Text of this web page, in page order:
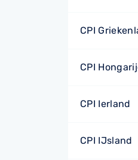
CPI
CPI
CPI Ierland
CPI IJsland